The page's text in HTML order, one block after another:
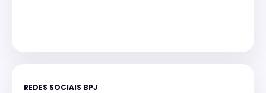
REDES SOCIAIS BPJ